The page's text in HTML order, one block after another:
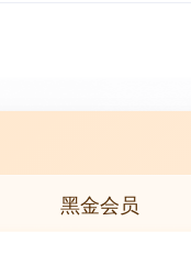
黑金会员